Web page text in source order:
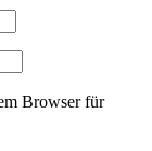
Browser für